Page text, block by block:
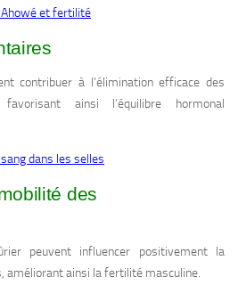
et fertilité
contribuer à l’élimination efficace des
favorisant ainsi l’équilibre hormonal
dans les selles
des
peuvent influencer positivement la
améliorant ainsi la fertilité masculine.